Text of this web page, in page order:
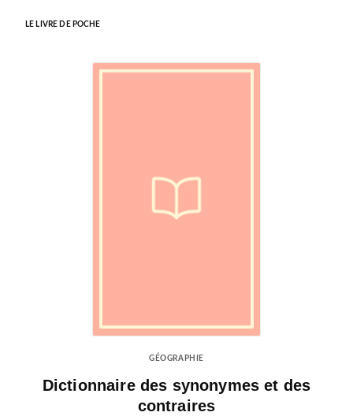
LE LIVRE DE POCHE
GÉOGRAPHIE
Dictionnaire des synonymes et des
contraires